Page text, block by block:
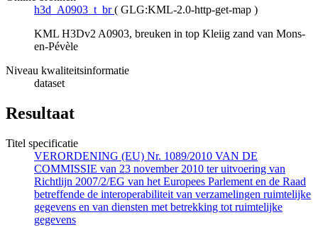
h3d_A0903_t_br ( GLG:KML-2.0-http-get-map )
KML H3Dv2 A0903, breuken in top Kleiig zand van Mons-
en-Pévèle
Niveau kwaliteitsinformatie
dataset
Resultaat
Titel specificatie
VERORDENING (EU) Nr. 1089/2010 VAN DE
COMMISSIE van 23 november 2010 ter uitvoering van
Richtlijn 2007/2/EG van het Europees Parlement en de Raad
betreffende de interoperabiliteit van verzamelingen ruimtelijke
gegevens en van diensten met betrekking tot ruimtelijke
gegevens